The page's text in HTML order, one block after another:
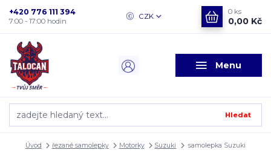
Menu
CZK
Hledat
+420 776 111 394
7:00 - 17:00 hodin
0 ks
0,00 Kč
Úvod řezané samolepky Motorky Suzuki
samolepka Suzuki